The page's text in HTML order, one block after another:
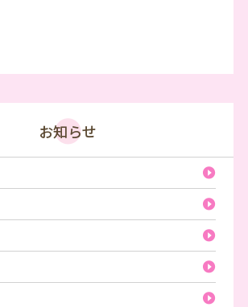
お知らせ